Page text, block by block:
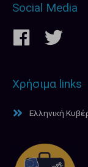
Social Media
Χρήσιμα links
Ελληνική